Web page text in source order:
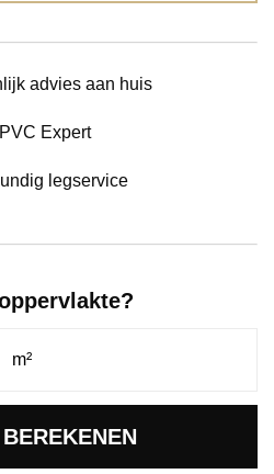
advies aan huis
PVC Expert
legservice